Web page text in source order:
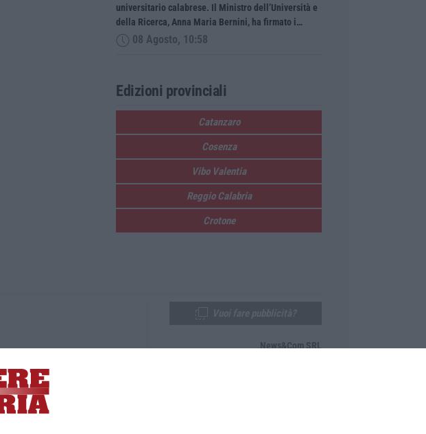
universitario calabrese. Il Ministro dell’Università e
della Ricerca, Anna Maria Bernini, ha firmato i…
08 Agosto, 10:58
Edizioni provinciali
Catanzaro
Cosenza
Vibo Valentia
Reggio Calabria
Crotone
News&Com SRL